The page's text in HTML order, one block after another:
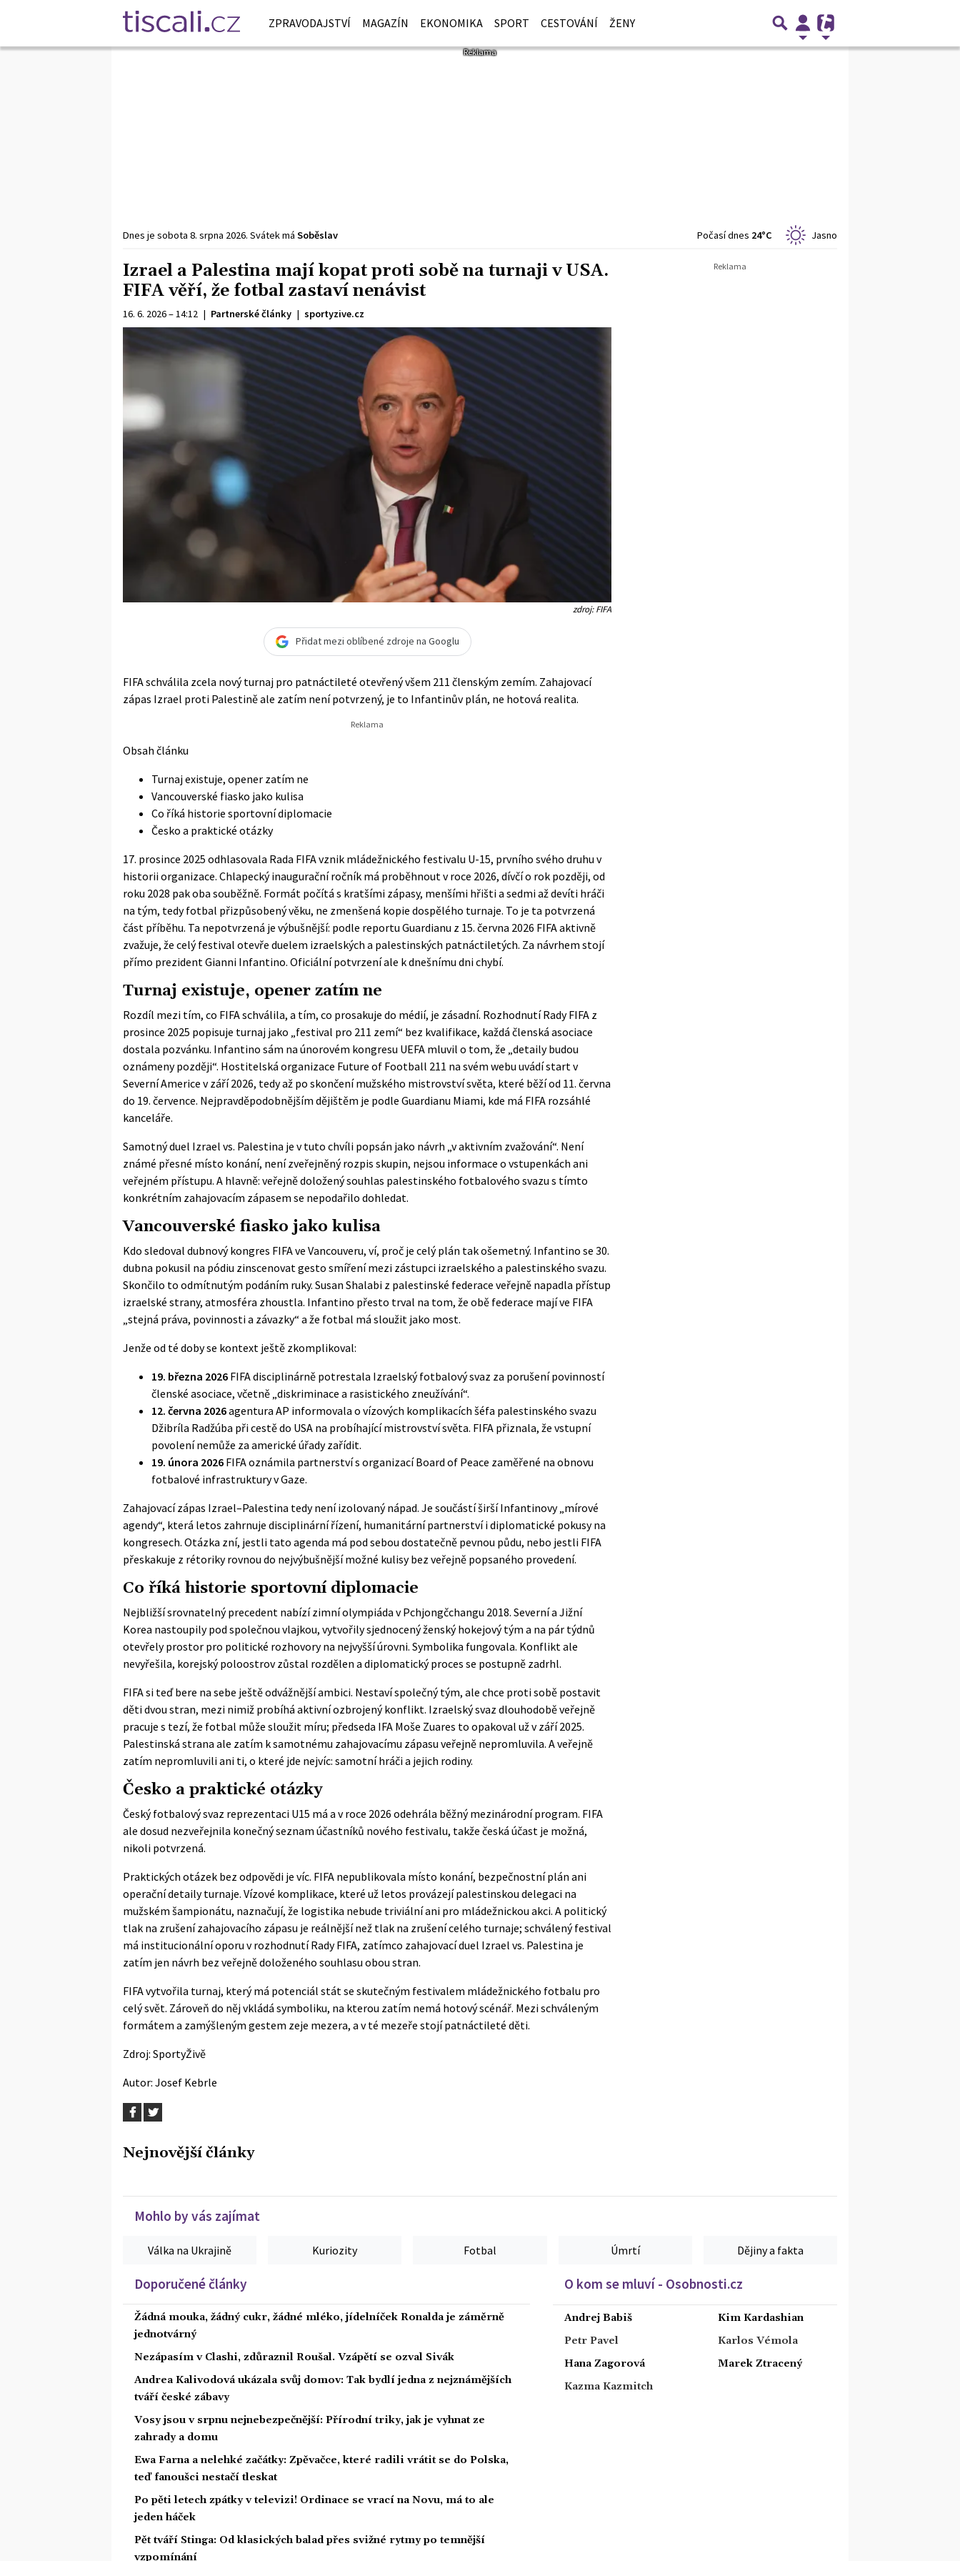
ZPRAVODAJSTVÍ MAGAZÍN EKONOMIKA SPORT CESTOVÁNÍ ŽENY
Dnes je sobota 8. srpna 2026. Svátek má Soběslav Počasí dnes 24°C Jasno
Izrael a Palestina mají kopat proti sobě na turnaji v USA.
FIFA věří, že fotbal zastaví nenávist
16. 6. 2026 – 14:12 | Partnerské články | sportyzive.cz
zdroj: FIFA
Přidat mezi oblíbené zdroje na Googlu
FIFA schválila zcela nový turnaj pro patnáctileté otevřený všem 211 členským zemím. Zahajovací
zápas Izrael proti Palestině ale zatím není potvrzený, je to Infantinův plán, ne hotová realita.
Obsah článku
Turnaj existuje, opener zatím ne
Vancouverské fiasko jako kulisa
Co říká historie sportovní diplomacie
Česko a praktické otázky
17. prosince 2025 odhlasovala Rada FIFA vznik mládežnického festivalu U-15, prvního svého druhu v
historii organizace. Chlapecký inaugurační ročník má proběhnout v roce 2026, dívčí o rok později, od
roku 2028 pak oba souběžně. Formát počítá s kratšími zápasy, menšími hřišti a sedmi až devíti hráči
na tým, tedy fotbal přizpůsobený věku, ne zmenšená kopie dospělého turnaje. To je ta potvrzená
část příběhu. Ta nepotvrzená je výbušnější: podle reportu Guardianu z 15. června 2026 FIFA aktivně
zvažuje, že celý festival otevře duelem izraelských a palestinských patnáctiletých. Za návrhem stojí
přímo prezident Gianni Infantino. Oficiální potvrzení ale k dnešnímu dni chybí.
Turnaj existuje, opener zatím ne
Rozdíl mezi tím, co FIFA schválila, a tím, co prosakuje do médií, je zásadní. Rozhodnutí Rady FIFA z
prosince 2025 popisuje turnaj jako „festival pro 211 zemí“ bez kvalifikace, každá členská asociace
dostala pozvánku. Infantino sám na únorovém kongresu UEFA mluvil o tom, že „detaily budou
oznámeny později“. Hostitelská organizace Future of Football 211 na svém webu uvádí start v
Severní Americe v září 2026, tedy až po skončení mužského mistrovství světa, které běží od 11. června
do 19. července. Nejpravděpodobnějším dějištěm je podle Guardianu Miami, kde má FIFA rozsáhlé
kanceláře.
Samotný duel Izrael vs. Palestina je v tuto chvíli popsán jako návrh „v aktivním zvažování“. Není
známé přesné místo konání, není zveřejněný rozpis skupin, nejsou informace o vstupenkách ani
veřejném přístupu. A hlavně: veřejně doložený souhlas palestinského fotbalového svazu s tímto
konkrétním zahajovacím zápasem se nepodařilo dohledat.
Vancouverské fiasko jako kulisa
Kdo sledoval dubnový kongres FIFA ve Vancouveru, ví, proč je celý plán tak ošemetný. Infantino se 30.
dubna pokusil na pódiu zinscenovat gesto smíření mezi zástupci izraelského a palestinského svazu.
Skončilo to odmítnutým podáním ruky. Susan Shalabi z palestinské federace veřejně napadla přístup
izraelské strany, atmosféra zhoustla. Infantino přesto trval na tom, že obě federace mají ve FIFA
„stejná práva, povinnosti a závazky“ a že fotbal má sloužit jako most.
Jenže od té doby se kontext ještě zkomplikoval:
19. března 2026 FIFAdisciplinárně potrestala Izraelský fotbalový svaz za porušení povinností
členské asociace, včetně „diskriminace a rasistického zneužívání“.
12. června 2026agentura AP informovala o vízových komplikacích šéfa palestinského svazu
Džibríla Radžúba při cestě do USA na probíhající mistrovství světa. FIFA přiznala, že vstupní
povolení nemůže za americké úřady zařídit.
19. února 2026 FIFA oznámila partnerství s organizací Board of Peace zaměřené na obnovu
fotbalové infrastruktury v Gaze.
Zahajovací zápas Izrael–Palestina tedy není izolovaný nápad. Je součástí širší Infantinovy „mírové
agendy“, která letos zahrnuje disciplinární řízení, humanitární partnerství i diplomatické pokusy na
kongresech. Otázka zní, jestli tato agenda má pod sebou dostatečně pevnou půdu, nebo jestli FIFA
přeskakuje z rétoriky rovnou do nejvýbušnější možné kulisy bez veřejně popsaného provedení.
Co říká historie sportovní diplomacie
Nejbližší srovnatelný precedent nabízí zimní olympiáda v Pchjongčchangu 2018. Severní a Jižní
Korea nastoupily pod společnou vlajkou, vytvořily sjednocený ženský hokejový tým a na pár týdnů
otevřely prostor pro politické rozhovory na nejvyšší úrovni. Symbolika fungovala. Konflikt ale
nevyřešila, korejský poloostrov zůstal rozdělen a diplomatický proces se postupně zadrhl.
FIFA si teď bere na sebe ještě odvážnější ambici. Nestaví společný tým, ale chce proti sobě postavit
děti dvou stran, mezi nimiž probíhá aktivní ozbrojený konflikt. Izraelský svaz dlouhodobě veřejně
pracuje s tezí, že fotbal může sloužit míru; předseda IFA Moše Zuares to opakoval už v září 2025.
Palestinská strana ale zatím k samotnému zahajovacímu zápasu veřejně nepromluvila. A veřejně
zatím nepromluvili ani ti, o které jde nejvíc: samotní hráči a jejich rodiny.
Česko a praktické otázky
Český fotbalový svaz reprezentaci U15 má a v roce 2026 odehrála běžný mezinárodní program. FIFA
ale dosud nezveřejnila konečný seznam účastníků nového festivalu, takže česká účast je možná,
nikoli potvrzená.
Praktických otázek bez odpovědi je víc. FIFA nepublikovala místo konání, bezpečnostní plán ani
operační detaily turnaje. Vízové komplikace, které už letos provázejí palestinskou delegaci na
mužském šampionátu, naznačují, že logistika nebude triviální ani pro mládežnickou akci. A politický
tlak na zrušení zahajovacího zápasu je reálnější než tlak na zrušení celého turnaje; schválený festival
má institucionální oporu v rozhodnutí Rady FIFA, zatímco zahajovací duel Izrael vs. Palestina je
zatím jen návrh bez veřejně doloženého souhlasu obou stran.
FIFA vytvořila turnaj, který má potenciál stát se skutečným festivalem mládežnického fotbalu pro
celý svět. Zároveň do něj vkládá symboliku, na kterou zatím nemá hotový scénář. Mezi schváleným
formátem a zamýšleným gestem zeje mezera, a v té mezeře stojí patnáctileté děti.
Zdroj: SportyŽivě
Autor: Josef Kebrle
Nejnovější články
Mohlo by vás zajímat
Válka na Ukrajině Kuriozity Fotbal Úmrtí Dějiny a fakta
Doporučené články
Žádná mouka, žádný cukr, žádné mléko, jídelníček Ronalda je záměrně
jednotvárný
Nezápasím v Clashi, zdůraznil Roušal. Vzápětí se ozval Sivák
Andrea Kalivodová ukázala svůj domov: Tak bydlí jedna z nejznámějších
tváří české zábavy
Vosy jsou v srpnu nejnebezpečnější: Přírodní triky, jak je vyhnat ze
zahrady a domu
Ewa Farna a nelehké začátky: Zpěvačce, které radili vrátit se do Polska,
teď fanoušci nestačí tleskat
Po pěti letech zpátky v televizi! Ordinace se vrací na Novu, má to ale
jeden háček
Pět tváří Stinga: Od klasických balad přes svižné rytmy po temnější
vzpomínání
O kom se mluví - Osobnosti.cz
Andrej Babiš
Petr Pavel
Hana Zagorová
Kazma Kazmitch
Kim Kardashian
Karlos Vémola
Marek Ztracený